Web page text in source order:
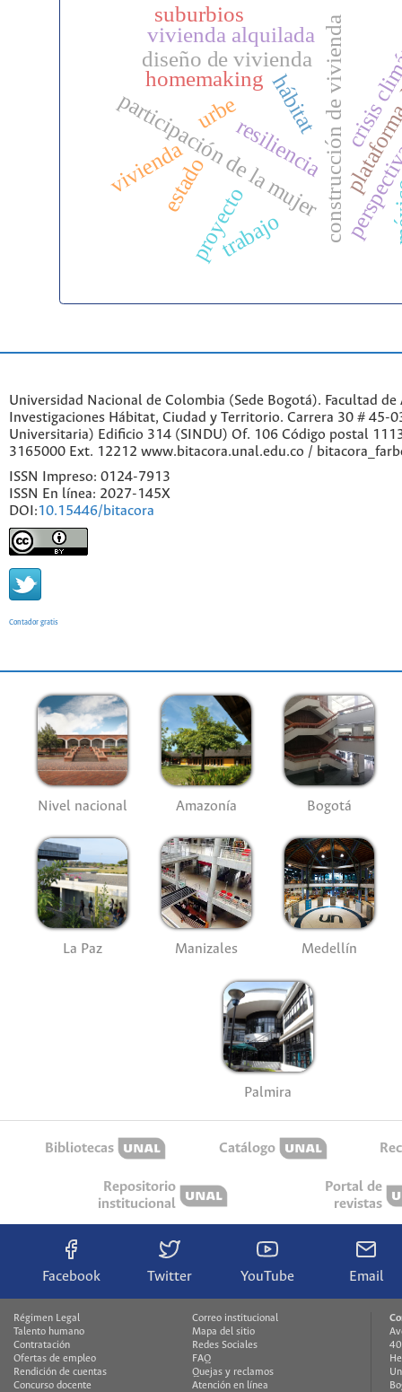
construcción de vivienda
diseño de vivienda
participación de la mujer
homemaking
urbe
proyecto
resiliencia
vivienda alquilada
estado
vivienda
suburbios
hábitat
trabajo
Universidad Nacional de Colombia (Sede Bogotá). Facultad
Investigaciones Hábitat, Ciudad y Territorio. Carrera 30 # 45-
Universitaria) Edificio 314 (SINDU) Of. 106 Código postal
3165000 Ext. 12212 www.bitacora.unal.edu.co /
ISSN Impreso: 0124-7913
ISSN En línea: 2027-145X
DOI:10.15446/bitacora
Contador gratis
Nivel nacional Amazonía Bogotá
La Paz Manizales Medellín
Palmira
Bibliotecas Catálogo
Repositorio
institucional
Portal de
revistas
Facebook Twitter YouTube Email
Régimen Legal
Talento humano
Contratación
Ofertas de empleo
Rendición de cuentas
Concurso docente
Correo institucional
Mapa del sitio
Redes Sociales
FAQ
Quejas y reclamos
Atención en línea